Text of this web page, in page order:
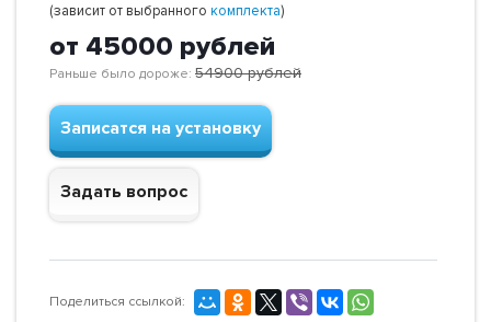
(зависит от выбранного комплекта)
от 45000 рублей
Раньше было дороже: 54900рублей
Записатся на установку
Задать вопрос
Поделиться ссылкой: